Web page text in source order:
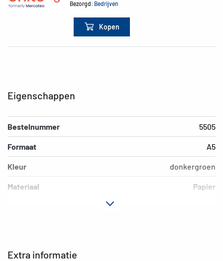
Bezorgd: Bedrijven
Kopen
Extra informatie
Eigenschappen
Bestelnummer 5505
Formaat A5
Kleur donkergroen
Materiaal Papier